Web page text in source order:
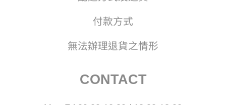
付款方式
無法辦理退貨之情形
CONTACT